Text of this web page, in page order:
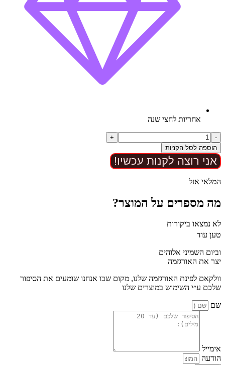
אחריות לחצי שנה
כמות
של
ערכת
BDSM
למתחילים
-
+
הוספה לסל הקניות
אני רוצה לקנות עכשיו!
המלאי אזל
מה מספרים על המוצר?
לא נמצאו ביקורות
טען עוד
וביום השמיני אלוהים
יצר את האורגזמה
וולקאם לפינת האורגזמה שלנו, מקום שבו אנחנו שומעים את הסיפור
שלכם ע״י השימוש במוצרים שלנו
שם
אימייל
הודעה